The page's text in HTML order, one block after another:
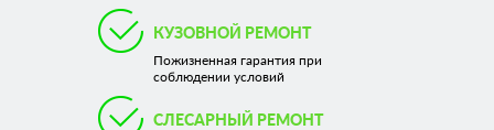
КУЗОВНОЙ РЕМОНТ
Пожизненная гарантия при
соблюдении условий
СЛЕСАРНЫЙ РЕМОНТ